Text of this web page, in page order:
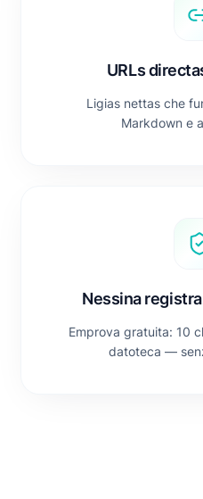
URLs
Ligias nettas che
Markdown e
Nessina
Emprova gratuita: 10
datoteca —